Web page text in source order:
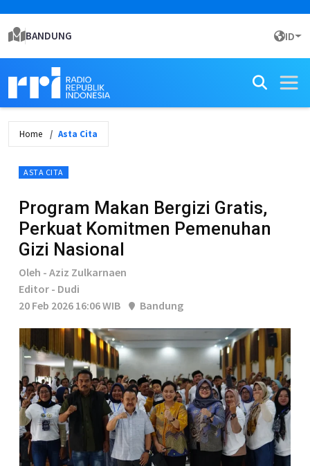
BANDUNG ID
Home Asta Cita
ASTA CITA
Program Makan Bergizi Gratis,
Perkuat Komitmen Pemenuhan
Gizi Nasional
Oleh - Aziz Zulkarnaen
Editor - Dudi
20 Feb 2026 16:06 WIB
Bandung